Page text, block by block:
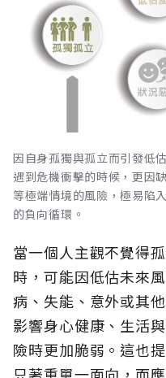
因自身孤獨與孤立而引發低
遇到危機衝擊的時候，更因
等極端情境的風險，極易陷
的負向循環。
當一個人主觀不覺得
時，可能因低估未來
病、失能、意外或其
影響身心健康、生活
險時更加脆弱。這也